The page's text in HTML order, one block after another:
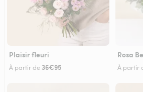
Plaisir fleuri
À partir de 36€95
Rosa
À partir